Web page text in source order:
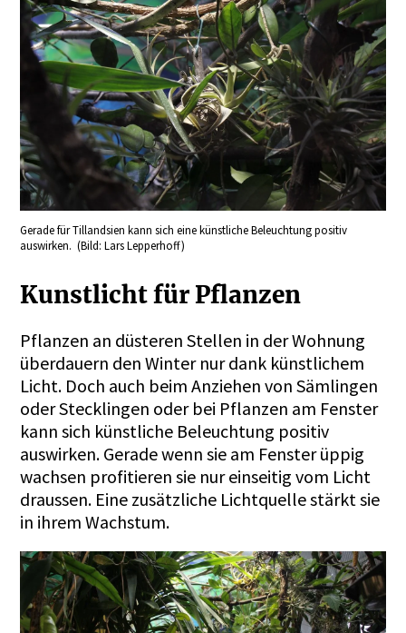
Gerade für Tillandsien kann sich eine künstliche Beleuchtung positiv
auswirken. (Bild: Lars Lepperhoff)
Kunstlicht für Pflanzen
Pflanzen an düsteren Stellen in der Wohnung
überdauern den Winter nur dank künstlichem
Licht. Doch auch beim Anziehen von Sämlingen
oder Stecklingen oder bei Pflanzen am Fenster
kann sich künstliche Beleuchtung positiv
auswirken. Gerade wenn sie am Fenster üppig
wachsen profitieren sie nur einseitig vom Licht
draussen. Eine zusätzliche Lichtquelle stärkt sie
in ihrem Wachstum.